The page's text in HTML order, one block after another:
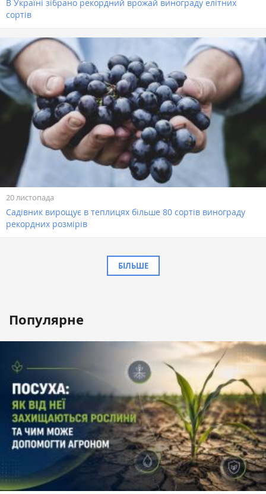
В Україні зібрано рекордний врожай винограду елітних
сортів
20 листопада
Садівник вирощує в теплицях більше 80 сортів винограду
рекордних розмірів
БІЛЬШЕ
Популярне